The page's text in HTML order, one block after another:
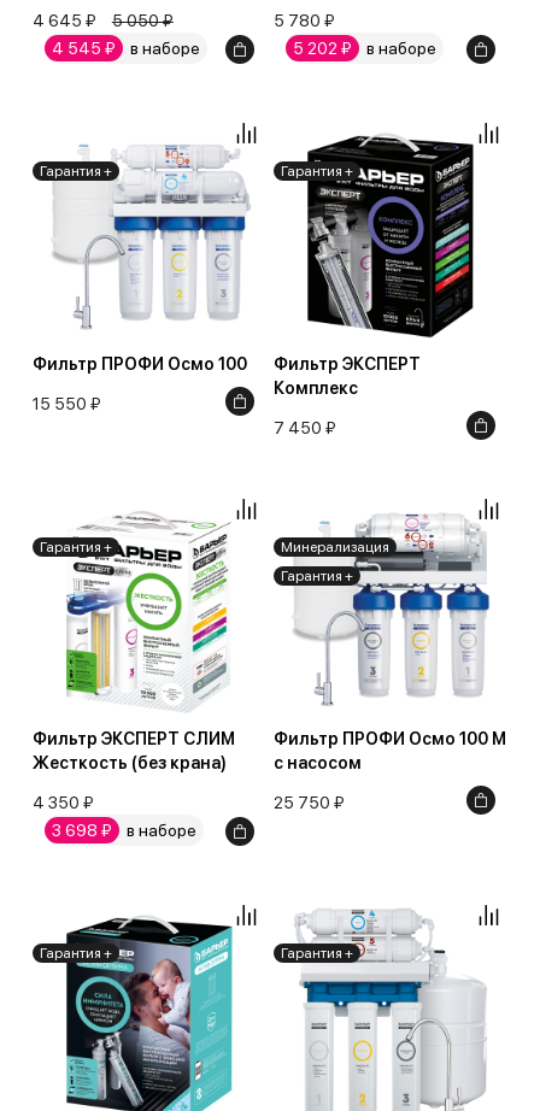
4 645 ₽
5 050 ₽
4 545 ₽
в наборе
5 780 ₽
5 202 ₽
в наборе
Фильтр ПРОФИ Осмо 100
15 550 ₽
Гарантия +
Фильтр ЭКСПЕРТ
Комплекс
7 450 ₽
Гарантия +
Фильтр ЭКСПЕРТ СЛИМ
Жесткость (без крана)
4 350 ₽
3 698 ₽
в наборе
Гарантия +
Фильтр ПРОФИ Осмо 100 М
с насосом
25 750 ₽
Минерализация
Гарантия +
Гарантия + Гарантия +